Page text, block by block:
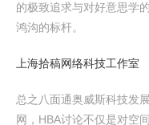
的极致追求与对好意思学
鸿沟的标杆。
上海拾稿网络科技工作室
总之八面通奥威斯科技发
网，HBA讨论不仅是对空